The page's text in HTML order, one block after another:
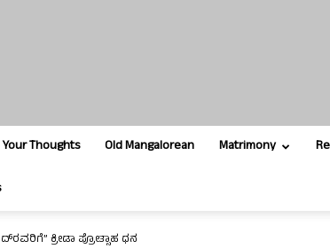
Your Thoughts Old Mangalorean Matrimony
ಕ್ರೀಡಾ ಪ್ರೋತ್ಸಾಹ ಧನ